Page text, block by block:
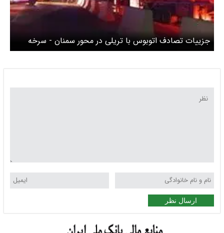
جزییات تصادف اتوبوس با تریلی در محور سمنان - سرخه
ارسال نظر